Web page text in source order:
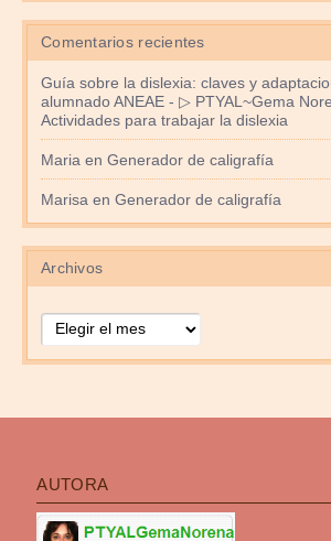
Comentarios recientes
Guía sobre la dislexia: claves y
alumnado ANEAE - ▷ PTYAL~Gema
Actividades para trabajar la dislexia
Maria en Generador de caligrafía
Marisa en Generador de caligrafía
Archivos
AUTORA